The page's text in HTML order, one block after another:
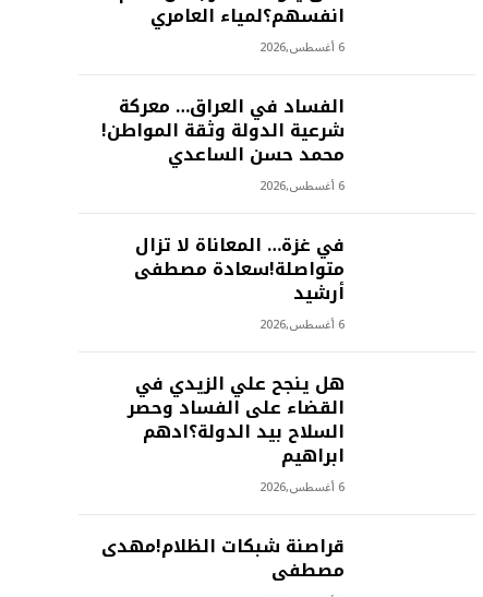
انفسهم؟لمياء العامري
6 أغسطس,2026
الفساد في العراق… معركة
شرعية الدولة وثقة المواطن!
محمد حسن الساعدي
6 أغسطس,2026
في غزة… المعاناة لا تزال
متواصلة!سعادة مصطفى
أرشيد
6 أغسطس,2026
هل ينجح علي الزيدي في
القضاء على الفساد وحصر
السلاح بيد الدولة؟ادهم
ابراهيم
6 أغسطس,2026
‫قراصنة شبكات الظلام!مهدى
مصطفى